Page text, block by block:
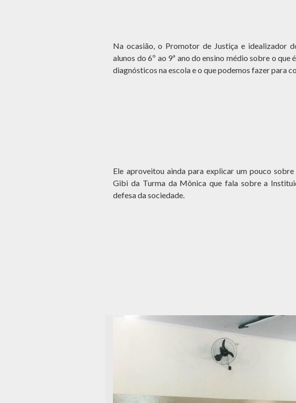
Na ocasião, o Promotor de Justiça e idealizador
alunos do 6º ao 9ª ano do ensino médio sobre o que
diagnósticos na escola e o que podemos fazer para
Ele aproveitou ainda para explicar um pouco
Gibi da Turma da Mônica que fala sobre a
defesa da sociedade.